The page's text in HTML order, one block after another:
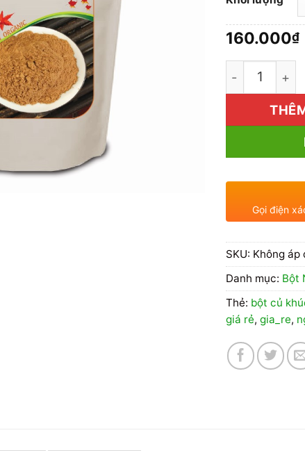
160.000₫
1kg Bột Củ
Gọi điện
SKU: Không áp
Danh mục: Bột
Thẻ: bột củ
giá rẻ, gia_re,